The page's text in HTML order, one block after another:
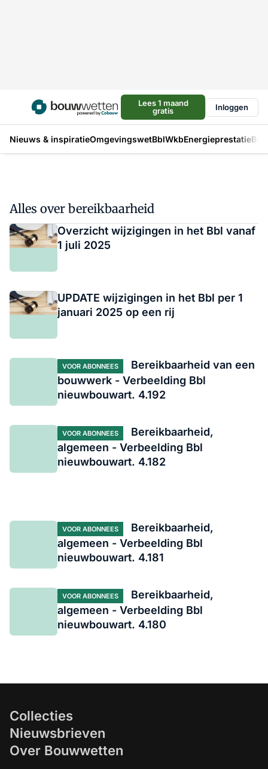
Lees 1 maand
gratis
Inloggen
Nieuws & inspiratieOmgevingswetBblWkbEnergieprestatie
Alles over bereikbaarheid
Overzicht wijzigingen in het Bbl vanaf
1 juli 2025
UPDATE wijzigingen in het Bbl per 1
januari 2025 op een rij
VOOR ABONNEES
Bereikbaarheid van een
bouwwerk - Verbeelding Bbl
nieuwbouwart. 4.192
VOOR ABONNEES
Bereikbaarheid,
algemeen - Verbeelding Bbl
nieuwbouwart. 4.182
VOOR ABONNEES
Bereikbaarheid,
algemeen - Verbeelding Bbl
nieuwbouwart. 4.181
VOOR ABONNEES
Bereikbaarheid,
algemeen - Verbeelding Bbl
nieuwbouwart. 4.180
Collecties
Nieuwsbrieven
Over Bouwwetten